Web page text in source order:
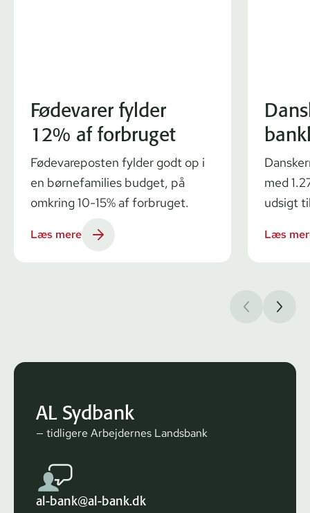
Fødevarer fylder
12% af forbruget
Fødevareposten fylder godt op i
en børnefamilies budget, på
omkring 10-15% af forbruget.
Læs mere
med
udsigt
Læs
AL Sydbank
— tidligere Arbejdernes Landsbank
al-bank@al-bank.dk